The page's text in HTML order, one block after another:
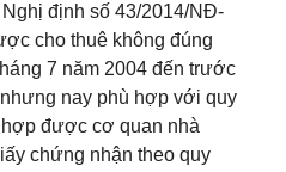
định số 43/2014/NĐ-
cho thuê không đúng
7 năm 2004 đến trước
nay phù hợp với quy
được cơ quan nhà
chứng nhận theo quy